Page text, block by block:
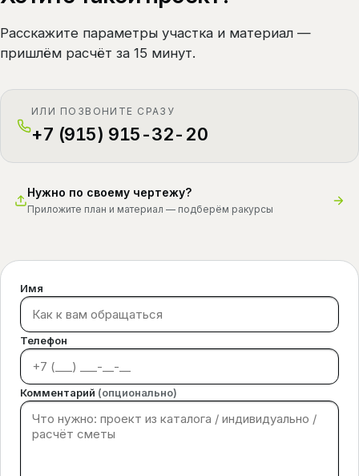
Расскажите параметры участка и материал —
пришлём расчёт за 15 минут.
ИЛИ ПОЗВОНИТЕ СРАЗУ
+7 (915) 915-32-20
Нужно по своему чертежу?
Приложите план и материал — подберём ракурсы
Имя
Телефон
Комментарий (опционально)